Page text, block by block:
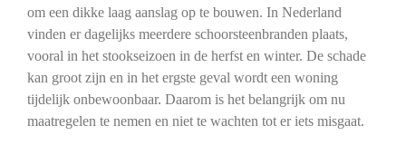
om een dikke laag aanslag op te bouwen. In Nederland
vinden er dagelijks meerdere schoorsteenbranden plaats,
vooral in het stookseizoen in de herfst en winter. De schade
kan groot zijn en in het ergste geval wordt een woning
tijdelijk onbewoonbaar. Daarom is het belangrijk om nu
maatregelen te nemen en niet te wachten tot er iets misgaat.